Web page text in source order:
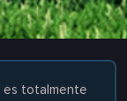
es totalmente